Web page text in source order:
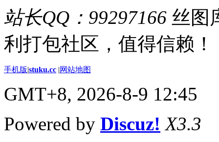
站长QQ：99297166 丝图
利打包社区，值得信赖！
手机版|stuku.cc |网站地图
GMT+8, 2026-8-9 12:45
Powered by Discuz! X3.3